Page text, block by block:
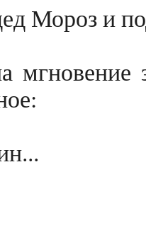
Мороз и
мгновение